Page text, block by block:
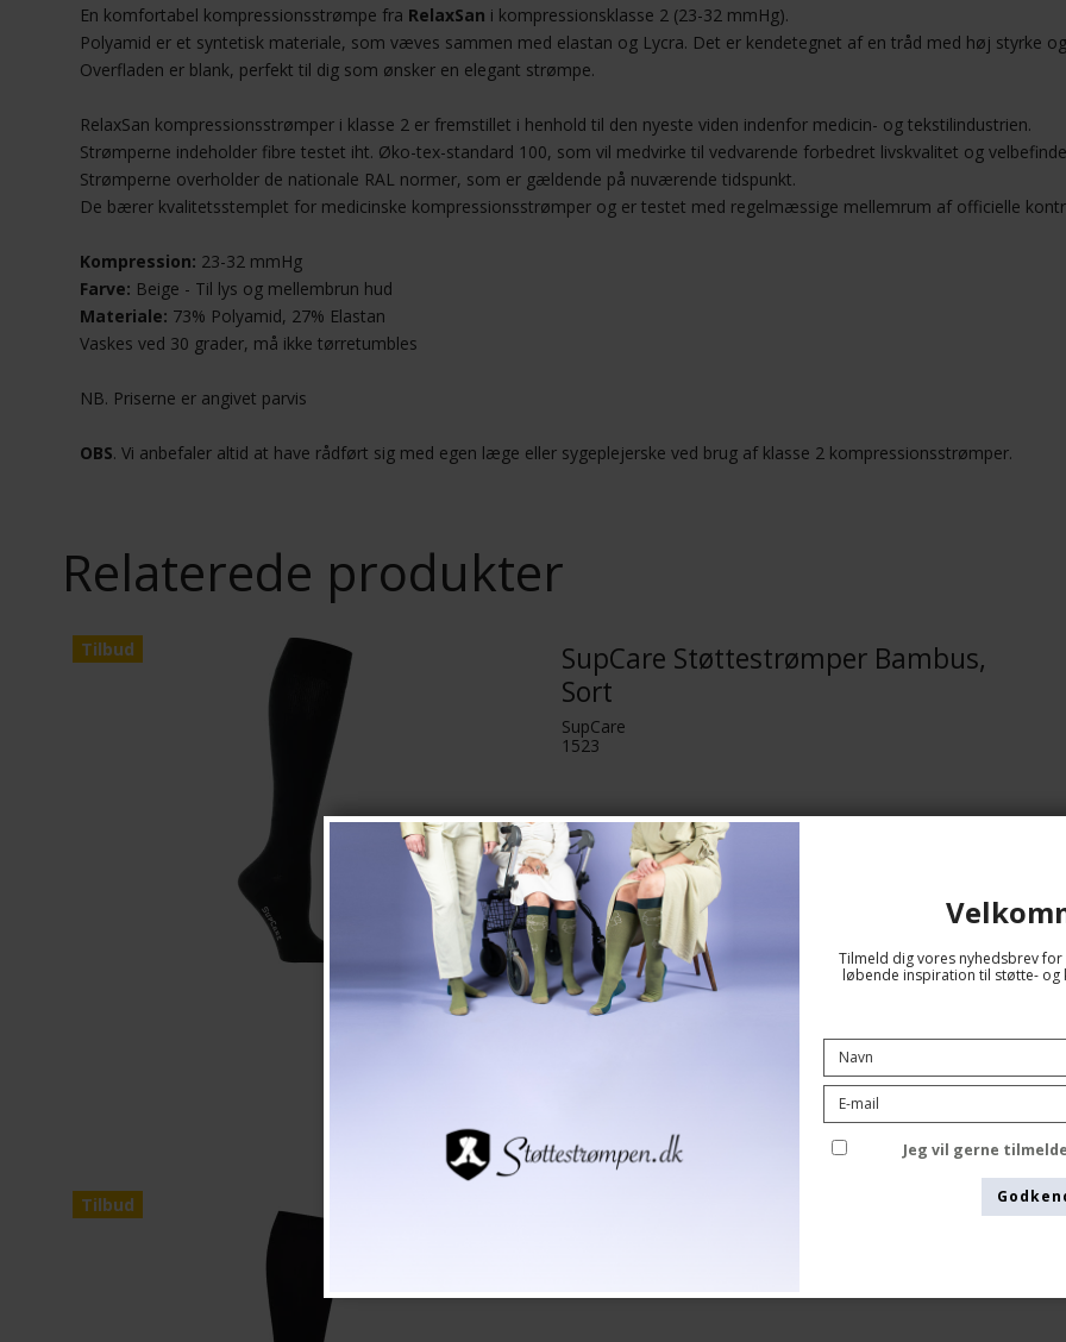
En komfortabel kompressionsstrømpe fra RelaxSan i kompressionsklasse 2 (23-32 mmHg).
Polyamid er et syntetisk materiale, som væves sammen med elastan og Lycra. Det er kendetegnet af en tråd med høj styrke
Overfladen er blank, perfekt til dig som ønsker en elegant strømpe.
RelaxSan kompressionsstrømper i klasse 2 er fremstillet i henhold til den nyeste viden indenfor medicin- og tekstilindustrien.
Strømperne indeholder fibre testet iht. Øko-tex-standard 100, som vil medvirke til vedvarende forbedret livskvalitet og
Strømperne overholder de nationale RAL normer, som er gældende på nuværende tidspunkt.
De bærer kvalitetsstemplet for medicinske kompressionsstrømper og er testet med regelmæssige mellemrum af officielle
Kompression: 23-32 mmHg
Farve: Beige - Til lys og mellembrun hud
Materiale: 73% Polyamid, 27% Elastan
Vaskes ved 30 grader, må ikke tørretumbles
NB. Priserne er angivet parvis
OBS. Vi anbefaler altid at have rådført sig med egen læge eller sygeplejerske ved brug af klasse 2 kompressionsstrømper.
Relaterede produkter
Tilbud
SupCare Støttestrømper Bambus,
Sort
SupCare
1523
Se størrelsesskema her
Tilbud
Tilmeld dig vores nyhedsbrev
løbende inspiration til støtte-
Jeg vil gerne